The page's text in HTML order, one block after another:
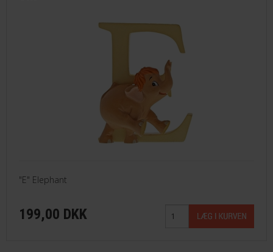
"E" Elephant
199,00 DKK